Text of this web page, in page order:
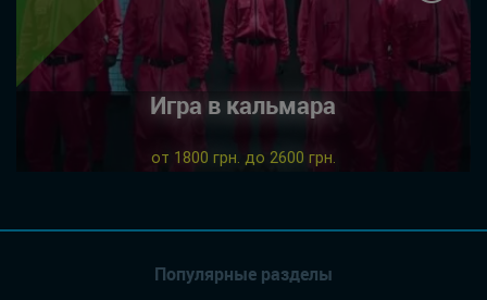
Игра в кальмара
от 1800 грн. до 2600 грн.
Популярные разделы